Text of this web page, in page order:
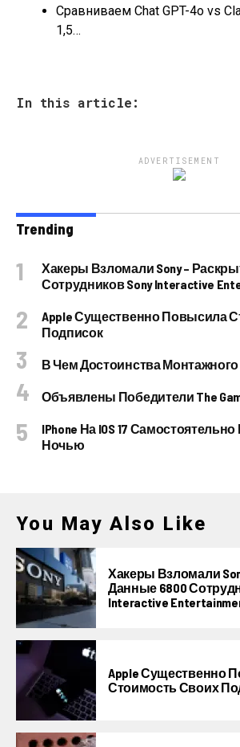
Сравниваем Chat GPT-4o vs
1,5…
In this article:
ADVERTISEMENT
Trending
Хакеры Взломали Sony –
Сотрудников Sony Interactive
Apple Существенно Повысила
Подписок
В Чем Достоинства
Объявлены Победители The
IPhone На IOS 17
Ночью
You May Also Like
Хакеры Взломали
Данные 6800
Interactive
Apple Существенно
Стоимость Своих